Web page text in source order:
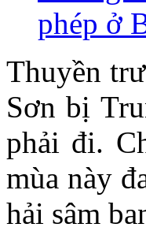
phép ở
Thuyền
Sơn bị
phải đi.
mùa này
hải sâm